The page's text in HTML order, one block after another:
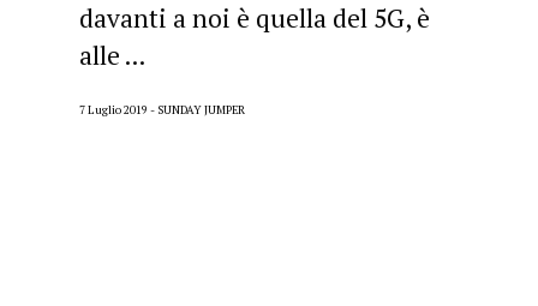
davanti a noi è quella del 5G, è
alle ...
7 Luglio 2019 SUNDAY JUMPER